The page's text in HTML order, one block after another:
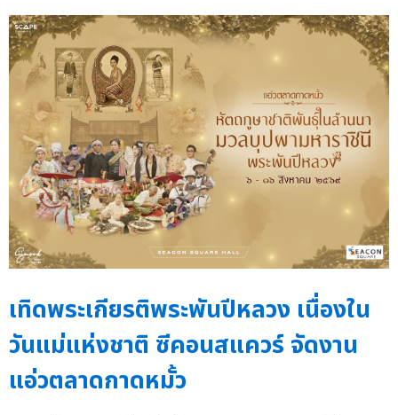
เทิดพระเกียรติพระพันปีหลวง เนื่องใน
วันแม่แห่งชาติ ซีคอนสแควร์ จัดงาน
แอ่วตลาดกาดหมั้ว